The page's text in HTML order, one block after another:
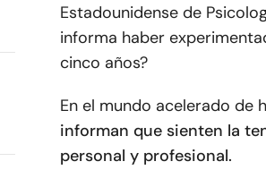
Estadounidense de
informa haber
cinco años?
En el mundo acelerado de
informan que sienten la
personal y profesional.